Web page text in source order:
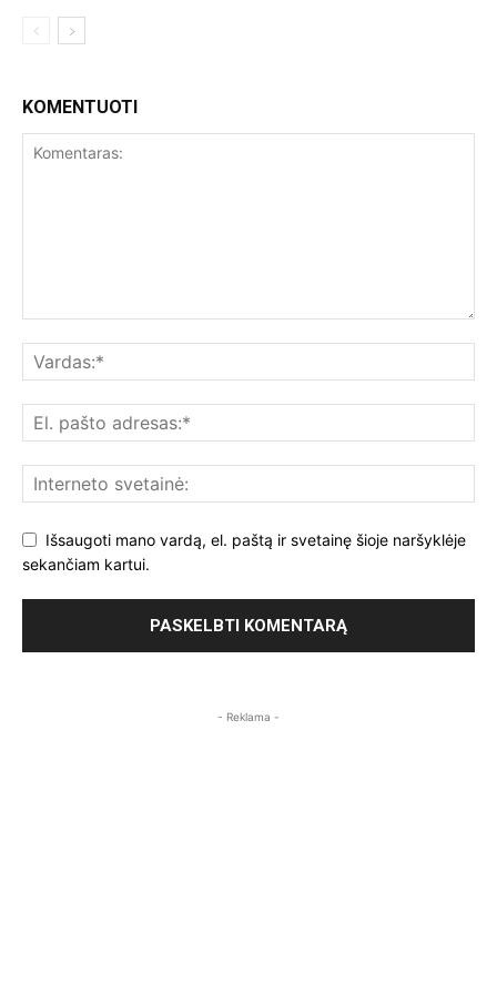
KOMENTUOTI
Išsaugoti mano vardą, el. paštą ir svetainę šioje naršyklėje
sekančiam kartui.
- Reklama -